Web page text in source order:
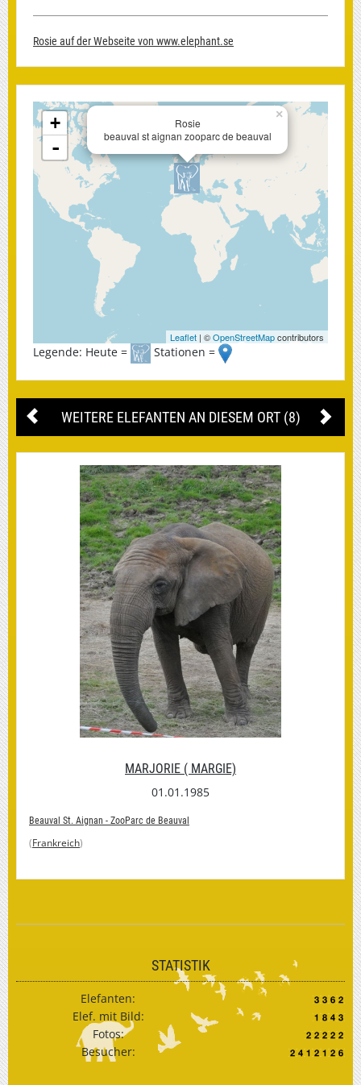
Rosie auf der Webseite von www.elephant.se
×
Rosie
beauval st aignan zooparc de beauval
+
-
Leaflet | ©OpenStreetMapcontributors
Legende: Heute = Stationen =
WEITERE ELEFANTEN AN DIESEM ORT (8)
MARJORIE ( MARGIE)
01.01.1985
Beauval St. Aignan - ZooParc de Beauval
(Frankreich)
STATISTIK
Elefanten:
Elef. mit Bild:
Fotos:
Besucher: